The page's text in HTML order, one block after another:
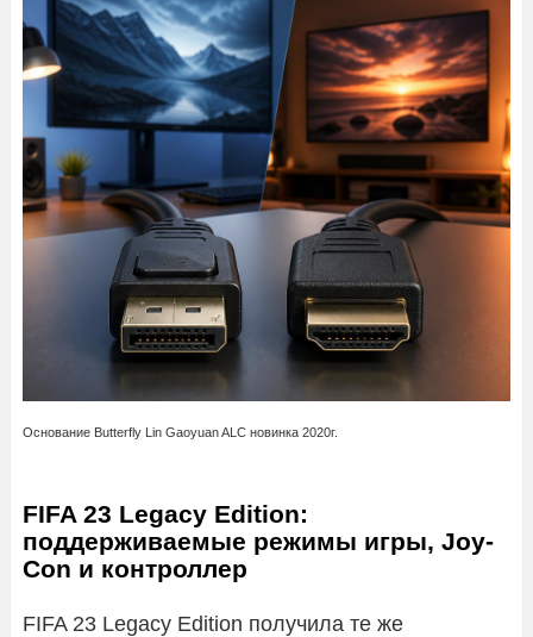
Основание Butterfly Lin Gaoyuan ALC новинка 2020г.
FIFA 23 Legacy Edition:
поддерживаемые режимы игры, Joy-
Con и контроллер
FIFA 23 Legacy Edition получила те же